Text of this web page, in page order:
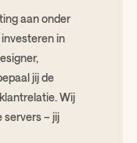
aan onder
in
jij de
Wij
servers – jij